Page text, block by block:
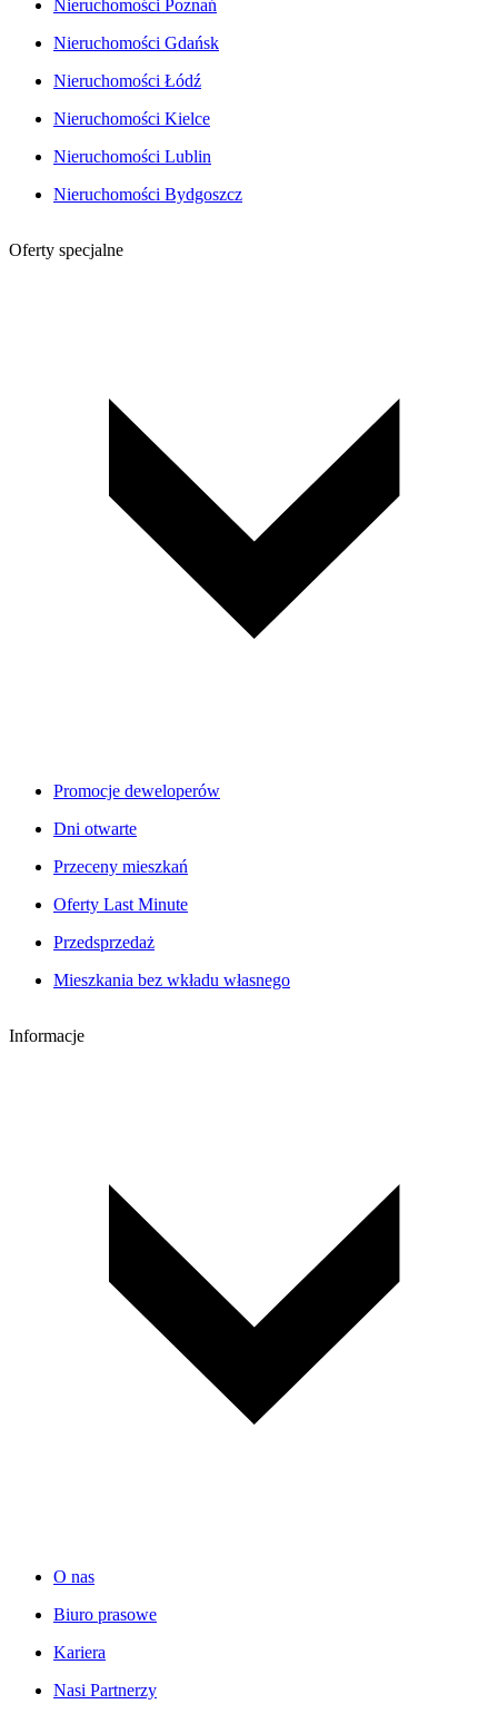
Nieruchomości Poznań
Nieruchomości Gdańsk
Nieruchomości Łódź
Nieruchomości Kielce
Nieruchomości Lublin
Nieruchomości Bydgoszcz
Oferty specjalne
Promocje deweloperów
Dni otwarte
Przeceny mieszkań
Oferty Last Minute
Przedsprzedaż
Mieszkania bez wkładu własnego
Informacje
O nas
Biuro prasowe
Kariera
Nasi Partnerzy